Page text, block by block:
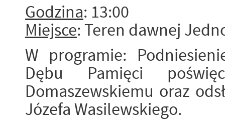
Godzina: 13:00
Miejsce: Teren dawnej
W programie:
Dębu Pamięci
Domaszewskiemu oraz
Józefa Wasilewskiego.